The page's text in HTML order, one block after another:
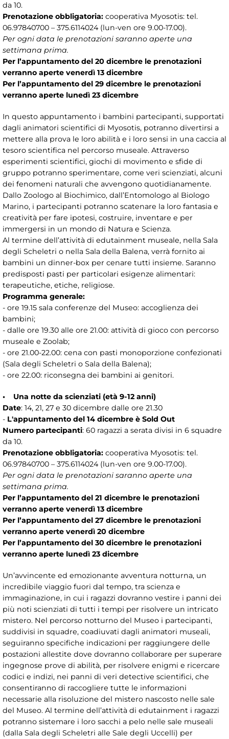
da 10.
Prenotazione obbligatoria: cooperativa Myosotis: tel.
06.97840700 – 375.6114024 (lun-ven ore 9.00-17.00).
Per ogni data le prenotazioni saranno aperte una
settimana prima.
Per l’appuntamento del 20 dicembre le prenotazioni
verranno aperte venerdì 13 dicembre
Per l’appuntamento del 29 dicembre le prenotazioni
verranno aperte lunedì 23 dicembre
In questo appuntamento i bambini partecipanti, supportati
dagli animatori scientifici di Myosotis, potranno divertirsi a
mettere alla prova le loro abilità e i loro sensi in una caccia al
tesoro scientifica nel percorso museale. Attraverso
esperimenti scientifici, giochi di movimento e sfide di
gruppo potranno sperimentare, come veri scienziati, alcuni
dei fenomeni naturali che avvengono quotidianamente.
Dallo Zoologo al Biochimico, dall’Entomologo al Biologo
Marino, i partecipanti potranno scatenare la loro fantasia e
creatività per fare ipotesi, costruire, inventare e per
immergersi in un mondo di Natura e Scienza.
Al termine dell’attività di edutainment museale, nella Sala
degli Scheletri o nella Sala della Balena, verrà fornito ai
bambini un dinner-box per cenare tutti insieme. Saranno
predisposti pasti per particolari esigenze alimentari:
terapeutiche, etiche, religiose.
Programma generale:
- ore 19.15 sala conferenze del Museo: accoglienza dei
bambini;
- dalle ore 19.30 alle ore 21.00: attività di gioco con percorso
museale e Zoolab;
- ore 21.00-22.00: cena con pasti monoporzione confezionati
(Sala degli Scheletri o Sala della Balena);
- ore 22.00: riconsegna dei bambini ai genitori.
• Una notte da scienziati (età 9-12 anni)
Date: 14, 21, 27 e 30 dicembre dalle ore 21.30
- L'appuntamento del 14 dicembre è Sold Out
Numero partecipanti: 60 ragazzi a serata divisi in 6 squadre
da 10.
Prenotazione obbligatoria: cooperativa Myosotis: tel.
06.97840700 – 375.6114024 (lun-ven ore 9.00-17.00).
Per ogni data le prenotazioni saranno aperte una
settimana prima.
Per l’appuntamento del 21 dicembre le prenotazioni
verranno aperte venerdì 13 dicembre
Per l’appuntamento del 27 dicembre le prenotazioni
verranno aperte venerdì 20 dicembre
Per l’appuntamento del 30 dicembre le prenotazioni
verranno aperte lunedì 23 dicembre
Un’avvincente ed emozionante avventura notturna, un
incredibile viaggio fuori dal tempo, tra scienza e
immaginazione, in cui i ragazzi dovranno vestire i panni dei
più noti scienziati di tutti i tempi per risolvere un intricato
mistero. Nel percorso notturno del Museo i partecipanti,
suddivisi in squadre, coadiuvati dagli animatori museali,
seguiranno specifiche indicazioni per raggiungere delle
postazioni allestite dove dovranno collaborare per superare
ingegnose prove di abilità, per risolvere enigmi e ricercare
codici e indizi, nei panni di veri detective scientifici, che
consentiranno di raccogliere tutte le informazioni
necessarie alla risoluzione del mistero nascosto nelle sale
del Museo. Al termine dell’attività di edutainment i ragazzi
potranno sistemare i loro sacchi a pelo nelle sale museali
(dalla Sala degli Scheletri alle Sale degli Uccelli) per